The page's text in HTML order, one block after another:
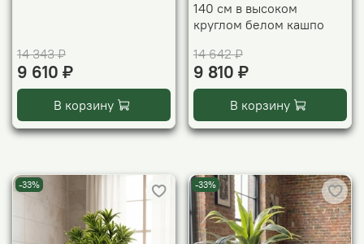
14 343 ₽
9 610 ₽
В корзину
140 см в высоком
круглом белом кашпо
14 642 ₽
9 810 ₽
В корзину
-33% -33%